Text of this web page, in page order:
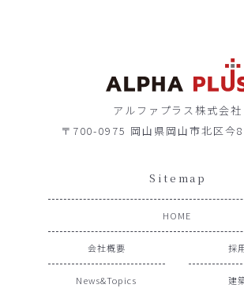
アルファプラス株式会社
〒700-0975 岡山県岡山市北区今
Sitemap
HOME
会社概要 採
News&Topics 建